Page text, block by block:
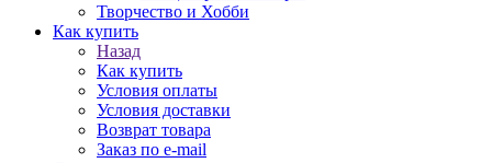
Творчество и Хобби
Как купить
Назад
Как купить
Условия оплаты
Условия доставки
Возврат товара
Заказ по e-mail